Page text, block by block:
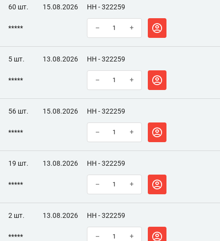
Если зазор мал или велик, по формуле вычислите
необходимую толщину регулировочной шайбы: Д=В+(А-С) где
Д - толщина новой шайбы В - толщина снятой шайбы А -
замеренный зазор С - номинальный зазор Толщина шайбы
60 шт. 15.08.2026 НН - 322259
***** – +
5 шт. 13.08.2026 НН - 322259
***** – +
56 шт. 15.08.2026 НН - 322259
***** – +
19 шт. 13.08.2026 НН - 322259
***** – +
2 шт. 13.08.2026 НН - 322259
***** – +